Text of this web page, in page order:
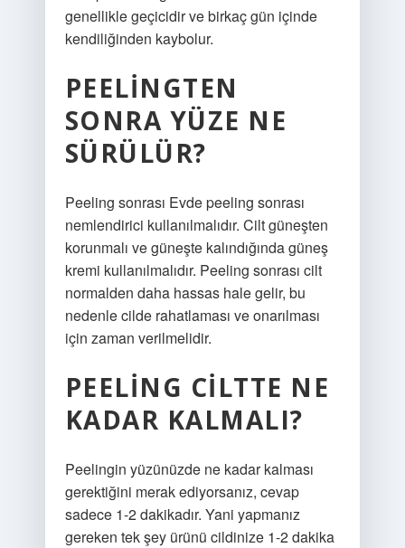
genellikle geçicidir ve birkaç gün içinde
kendiliğinden kaybolur.
PEELINGTEN
SONRA YÜZE NE
SÜRÜLÜR?
Peeling sonrası Evde peeling sonrası
nemlendirici kullanılmalıdır. Cilt güneşten
korunmalı ve güneşte kalındığında güneş
kremi kullanılmalıdır. Peeling sonrası cilt
normalden daha hassas hale gelir, bu
nedenle cilde rahatlaması ve onarılması
için zaman verilmelidir.
PEELING CILTTE NE
KADAR KALMALI?
Peelingin yüzünüzde ne kadar kalması
gerektiğini merak ediyorsanız, cevap
sadece 1-2 dakikadır. Yani yapmanız
gereken tek şey ürünü cildinize 1-2 dakika